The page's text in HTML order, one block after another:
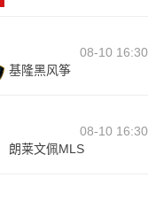
08-10 16:30
基隆黑风筝
08-10 16:30
朗莱文佩MLS